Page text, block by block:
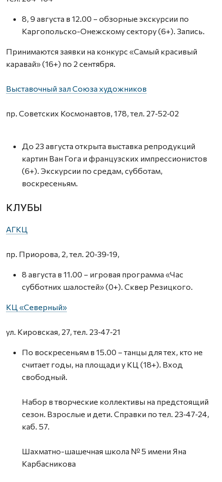
8, 9 августа в 12.00 – обзорные экскурсии по
Каргопольско-Онежскому сектору (6+). Запись.
Принимаются заявки на конкурс «Самый красивый
каравай» (16+) по 2 сентября.
Выставочный зал Союза художников
пр. Советских Космонавтов, 178, тел. 27‑52‑02
До 23 августа открыта выставка репродукций
картин Ван Гога и французских импрессионистов
(6+). Экскурсии по средам, субботам,
воскресеньям.
КЛУБЫ
АГКЦ
пр. Приорова, 2, тел. 20‑39‑19,
8 августа в 11.00 – игровая программа «Час
субботних шалостей» (0+). Сквер Резицкого.
КЦ «Северный»
ул. Кировская, 27, тел. 23‑47‑21
По воскресеньям в 15.00 – танцы для тех, кто не
считает годы, на площади у КЦ (18+). Вход
свободный.
Набор в творческие коллективы на предстоящий
сезон. Взрослые и дети. Справки по тел. 23‑47‑24,
каб. 57.
Шахматно-шашечная школа № 5 имени Яна
Карбасникова